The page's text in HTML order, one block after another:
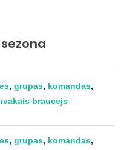
, grupas, komandas,
braucējs
, grupas, komandas,